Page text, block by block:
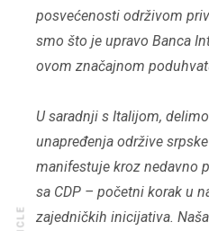
posvećenosti održivom
smo što je upravo Banca
ovom značajnom
U saradnji s Italijom,
unapređenja održive
manifestuje kroz nedavno
sa CDP – početni korak u
zajedničkih inicijativa.